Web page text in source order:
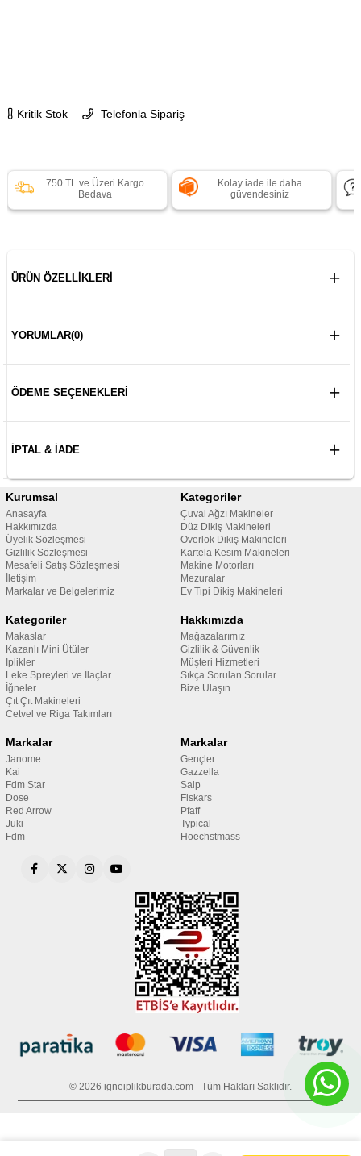
Kritik Stok Telefonla Sipariş
750 TL ve Üzeri Kargo
Bedava
Kolay iade ile daha
güvendesiniz
ÜRÜN ÖZELLIKLERI
YORUMLAR(0)
ÖDEME SEÇENEKLERI
İPTAL & İADE
Kurumsal
Anasayfa
Hakkımızda
Üyelik Sözleşmesi
Gizlilik Sözleşmesi
Mesafeli Satış Sözleşmesi
İletişim
Markalar ve Belgelerimiz
Kategoriler
Çuval Ağzı Makineler
Düz Dikiş Makineleri
Overlok Dikiş Makineleri
Kartela Kesim Makineleri
Makine Motorları
Mezuralar
Ev Tipi Dikiş Makineleri
Kategoriler
Makaslar
Kazanlı Mini Ütüler
İplikler
Leke Spreyleri ve İlaçlar
İğneler
Çıt Çıt Makineleri
Cetvel ve Riga Takımları
Hakkımızda
Mağazalarımız
Gizlilik & Güvenlik
Müşteri Hizmetleri
Sıkça Sorulan Sorular
Bize Ulaşın
Markalar
Janome
Kai
Fdm Star
Dose
Red Arrow
Juki
Fdm
Markalar
Gençler
Gazzella
Saip
Fiskars
Pfaff
Typical
Hoechstmass
© 2026 igneiplikburada.com - Tüm Hakları Saklıdır.